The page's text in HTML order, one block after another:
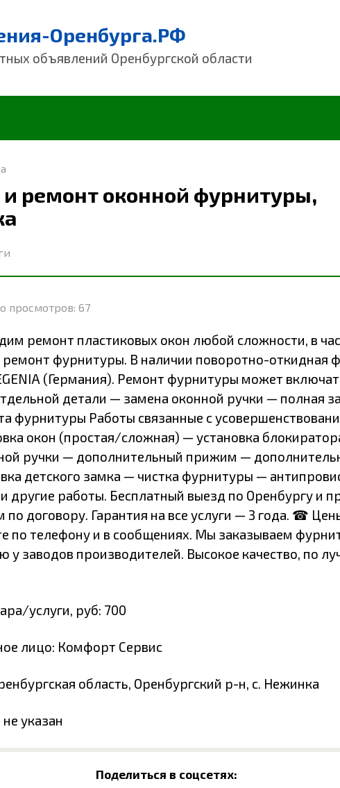
Оренбурга.РФ
объявлений Оренбургской области
ремонт оконной фурнитуры,
просмотров: 67
ремонт пластиковых окон любой сложности, в
ремонт фурнитуры. В наличии поворотно-откидная
(Германия). Ремонт фурнитуры может
детали — замена оконной ручки — полная
фурнитуры Работы связанные с
окон (простая/сложная) — установка
ручки — дополнительный прижим —
детского замка — чистка фурнитуры —
другие работы. Бесплатный выезд по Оренбургу и
по договору. Гарантия на все услуги — 3 года. ☎
по телефону и в сообщениях. Мы заказываем
у заводов производителей. Высокое качество, по
услуги, руб: 700
лицо: Комфорт Сервис
область, Оренбургский р-н, с. Нежинка
указан
Поделиться в соцсетях: